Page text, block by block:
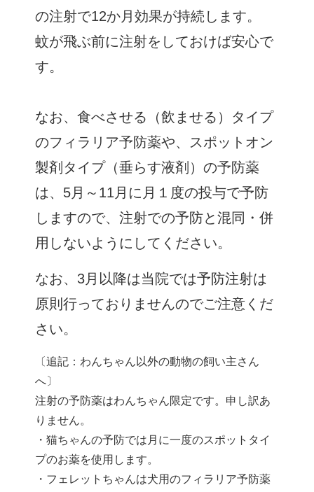
の注射で12か月効果が持続します。
蚊が飛ぶ前に注射をしておけば安心で
す。
なお、食べさせる（飲ませる）タイプ
のフィラリア予防薬や、スポットオン
製剤タイプ（垂らす液剤）の予防薬
は、5月～11月に月１度の投与で予防
しますので、注射での予防と混同・併
用しないようにしてください。
なお、3月以降は当院では予防注射は
原則行っておりませんのでご注意くだ
さい。
〔追記：わんちゃん以外の動物の飼い主さん
へ〕
注射の予防薬はわんちゃん限定です。申し訳あ
りません。
・猫ちゃんの予防では月に一度のスポットタイ
プのお薬を使用します。
・フェレットちゃんは犬用のフィラリア予防薬